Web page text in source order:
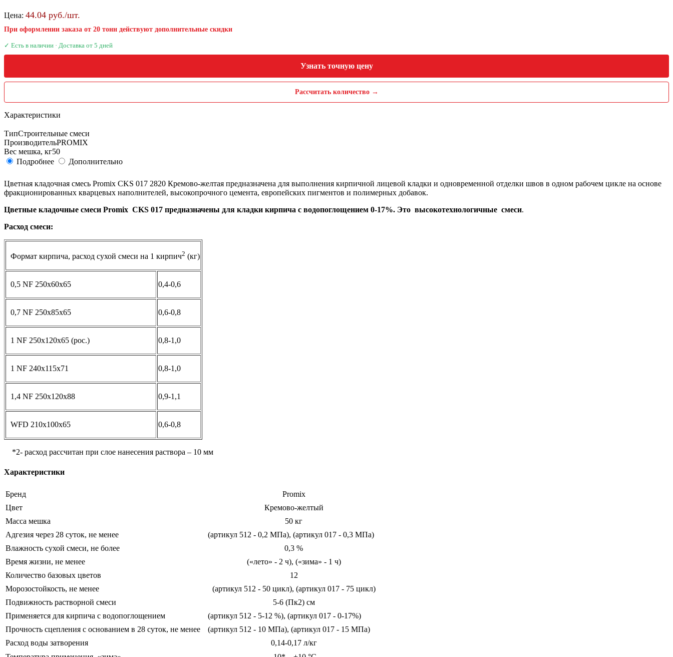
Цена: 44.04 руб./шт.
При оформлении заказа от 20 тонн действуют дополнительные скидки
✓ Есть в наличии · Доставка от 5 дней
Узнать точную цену
Рассчитать количество →
Характеристики
ТипСтроительные смеси
ПроизводительPROMIX
Вес мешка, кг50
Подробнее
Дополнительно
Цветная кладочная смесь Promix CKS 017 2820 Кремово-желтая предназначена для выполнения кирпичной лицевой кладки и одновременной отделки швов в одном рабочем цикле на основе
фракционированных кварцевых наполнителей, высокопрочного цемента, европейских пигментов и полимерных добавок.
Цветные кладочные смеси Promix CKS 017 предназначены для кладки кирпича с водопоглощением 0-17%. Это высокотехнологичные смеси.
Расход смеси:
Формат кирпича, расход сухой смеси на 1 кирпич2 (кг)
0,5 NF 250x60x65 0,4-0,6
0,7 NF 250x85x65 0,6-0,8
1 NF 250x120x65 (рос.) 0,8-1,0
1 NF 240x115x71 0,8-1,0
1,4 NF 250x120x88 0,9-1,1
WFD 210x100x65 0,6-0,8
*2- расход рассчитан при слое нанесения раствора – 10 мм
Характеристики
Бренд
Promix
Цвет
Кремово-желтый
Масса мешка
50 кг
Адгезия через 28 суток, не менее
(артикул 512 - 0,2 МПа), (артикул 017 - 0,3 МПа)
Влажность сухой смеси, не более
0,3 %
Время жизни, не менее
(«лето» - 2 ч), («зима» - 1 ч)
Количество базовых цветов
12
Морозостойкость, не менее
(артикул 512 - 50 цикл), (артикул 017 - 75 цикл)
Подвижность растворной смеси
5-6 (Пк2) см
Применяется для кирпича с водопоглощением
(артикул 512 - 5-12 %), (артикул 017 - 0-17%)
Прочность сцепления с основанием в 28 суток, не менее
(артикул 512 - 10 МПа), (артикул 017 - 15 МПа)
Расход воды затворения
0,14-0,17 л/кг